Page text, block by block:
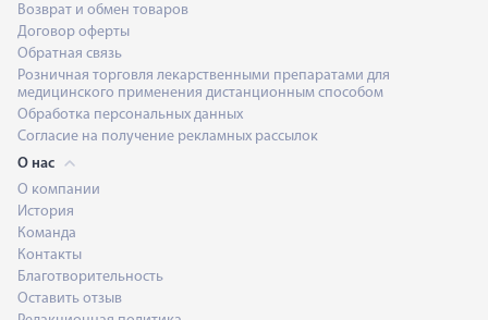
Возврат и обмен товаров
Договор оферты
Обратная связь
Розничная торговля лекарственными препаратами для
медицинского применения дистанционным способом
Обработка персональных данных
Согласие на получение рекламных рассылок
О нас
О компании
История
Команда
Контакты
Благотворительность
Оставить отзыв